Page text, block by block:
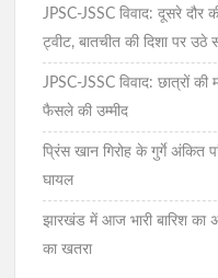
JPSC-JSSC विवाद: दूसरे दौर
ट्वीट, बातचीत की दिशा पर उठे
JPSC-JSSC विवाद: छात्रों
फैसले की उम्मीद
प्रिंस खान गिरोह के गुर्गे
घायल
झारखंड में आज भारी बारिश का
का खतरा